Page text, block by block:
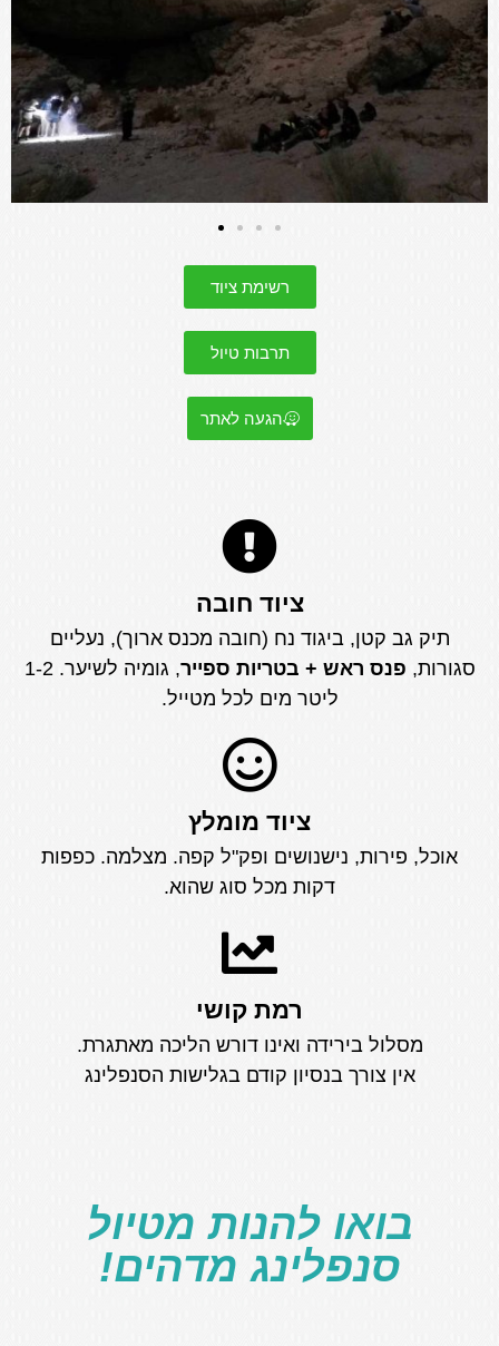
רשימת ציוד
תרבות טיול
הגעה לאתר
ציוד חובה
תיק גב קטן, ביגוד נח (חובה מכנס ארוך), נעליים
סגורות, פנס ראש + בטריות ספייר
, גומיה לשיער. 1-2
ליטר מים לכל מטייל.
ציוד מומלץ
אוכל, פירות, נישנושים ופק"ל קפה. מצלמה. כפפות
דקות מכל סוג שהוא.
רמת קושי
מסלול בירידה ואינו דורש הליכה מאתגרת.
אין צורך בנסיון קודם בגלישות הסנפלינג
בואו להנות מטיול
סנפלינג מדהים!